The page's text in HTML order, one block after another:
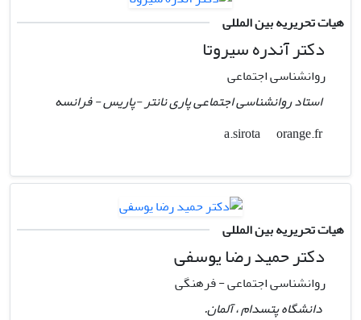
هیات تحریریه بین المللی
دکتر آندره سیروتا
روانشناسی اجتماعی
استاد روانشناسی اجتماعی پاری نانتر -پاریس - فرانسه
a.sirota
orange.fr
هیات تحریریه بین المللی
دکتر حمید رضا یوسفی
روانشناسی اجتماعی - فرهنگی
دانشگاه پتسدام ، آلمان.